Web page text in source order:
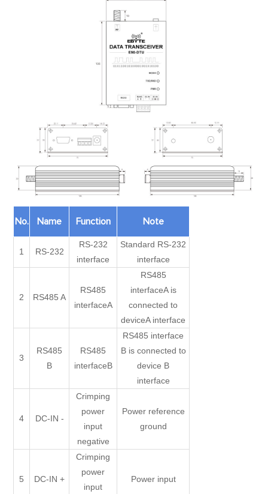
No. Name Function Note
1 RS-232
RS-232
interface
Standard RS-232
interface
2 RS485 A
RS485
interfaceA
RS485
interfaceA is
connected to
deviceA interface
3
RS485
B
RS485
interfaceB
RS485 interface
B is connected to
device B
interface
4 DC-IN -
Crimping
power
input
negative
Power reference
ground
5 DC-IN +
Crimping
power
input
Power input